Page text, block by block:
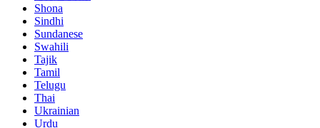
Shona
Sindhi
Sundanese
Swahili
Tajik
Tamil
Telugu
Thai
Ukrainian
Urdu